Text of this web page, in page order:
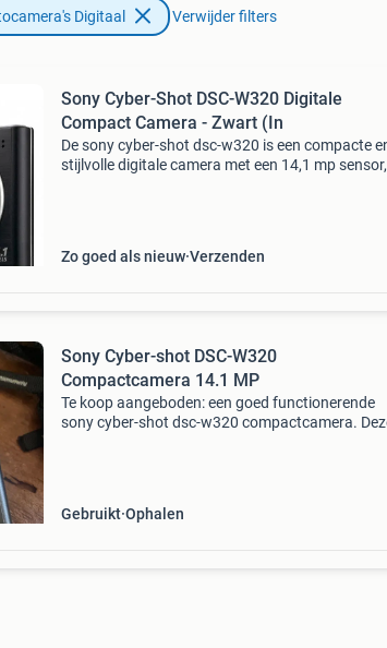
Digitaal Verwijder filters
Sony Cyber-Shot DSC-W320 Digitale
Compact Camera - Zwart (In
De sony cyber-shot dsc-w320 is een compacte
stijlvolle digitale camera met een 14,1 mp sensor,
Zo goed als nieuw Verzenden
Sony Cyber-shot DSC-W320
Compactcamera 14.1 MP
Te koop aangeboden: een goed functionerende
sony cyber-shot dsc-w320 compactcamera.
Gebruikt Ophalen